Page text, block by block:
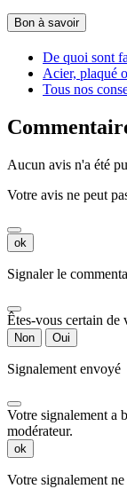
Bon à savoir
De quoi sont
Acier, plaqué
Tous nos
Aucun avis n'a été
Votre avis ne peut
ok
Signaler le
Êtes-vous certain de
Non Oui
Signalement envoyé
Votre signalement a
modérateur.
ok
Votre signalement